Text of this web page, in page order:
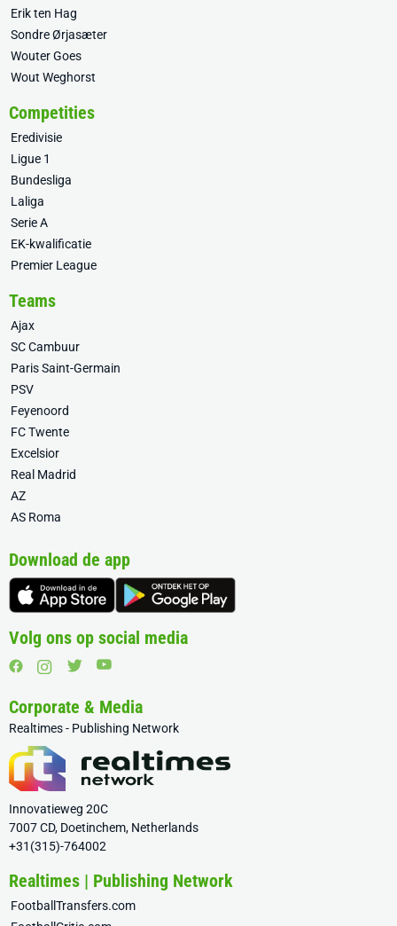
Erik ten Hag
Sondre Ørjasæter
Wouter Goes
Wout Weghorst
Competities
Eredivisie
Ligue 1
Bundesliga
Laliga
Serie A
EK-kwalificatie
Premier League
Teams
Ajax
SC Cambuur
Paris Saint-Germain
PSV
Feyenoord
FC Twente
Excelsior
Real Madrid
AZ
AS Roma
Download de app
Volg ons op social media
Corporate & Media
Realtimes - Publishing Network
Innovatieweg 20C
7007 CD, Doetinchem, Netherlands
+31(315)-764002
Realtimes | Publishing Network
FootballTransfers.com